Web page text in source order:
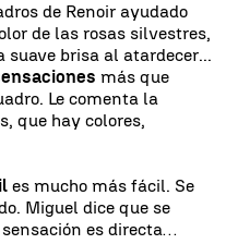
de Renoir ayudado
de las rosas silvestres,
suave brisa al atardecer...
más que
Le comenta la
que hay colores,
es mucho más fácil. Se
Miguel dice que se
es directa…